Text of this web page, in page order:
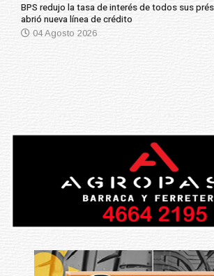
BPS redujo la tasa de interés de todos sus
abrió nueva línea de crédito
04 Agosto 2026